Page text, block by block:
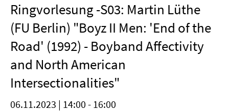
Ringvorlesung -S03: Martin Lüthe
(FU Berlin) "Boyz II Men: 'End of the
Road' (1992) - Boyband Affectivity
and North American
Intersectionalities"
06.11.2023 | 14:00 - 16:00